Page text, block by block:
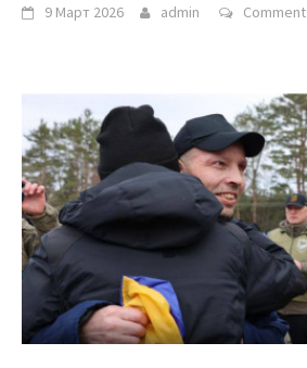
9 Март 2026 admin Comment